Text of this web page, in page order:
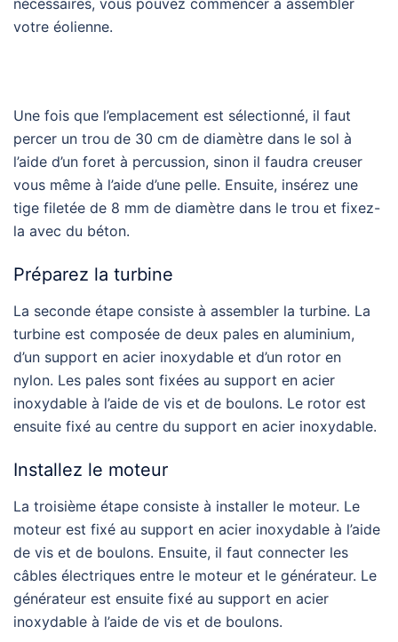
nécessaires, vous pouvez commencer à assembler
votre éolienne.
Une fois que l’emplacement est sélectionné, il faut
percer un trou de 30 cm de diamètre dans le sol à
l’aide d’un foret à percussion, sinon il faudra creuser
vous même à l’aide d’une pelle. Ensuite, insérez une
tige filetée de 8 mm de diamètre dans le trou et fixez-
la avec du béton.
Préparez la turbine
La seconde étape consiste à assembler la turbine. La
turbine est composée de deux pales en aluminium,
d’un support en acier inoxydable et d’un rotor en
nylon. Les pales sont fixées au support en acier
inoxydable à l’aide de vis et de boulons. Le rotor est
ensuite fixé au centre du support en acier inoxydable.
Installez le moteur
La troisième étape consiste à installer le moteur. Le
moteur est fixé au support en acier inoxydable à l’aide
de vis et de boulons. Ensuite, il faut connecter les
câbles électriques entre le moteur et le générateur. Le
générateur est ensuite fixé au support en acier
inoxydable à l’aide de vis et de boulons.